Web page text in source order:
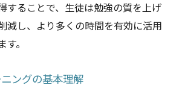
ティブな教材で学ぶ
ルリアリティの導入
ーと自主学習の関係
徒の問題解決能力をどう育むの
することで、生徒は勉強の質を上げ
減し、より多くの時間を有効に活用
。
ングの基本理解